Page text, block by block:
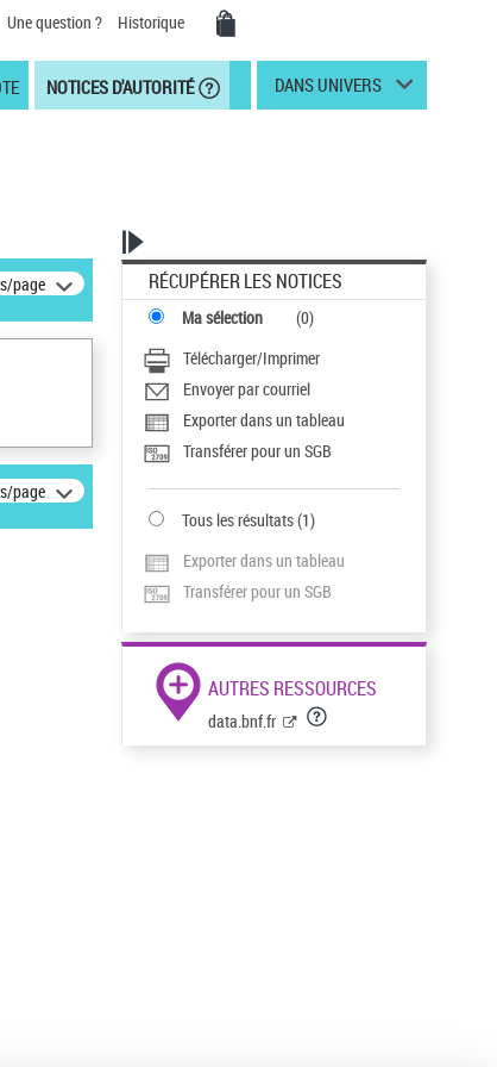
Une question ? Historique
NOTICES D'AUTORITÉ DANS UNIVERS
page
page
RÉCUPÉRER LES NOTICES
Ma sélection (0)
Télécharger/Imprimer
Envoyer par courriel
Exporter dans un tableau
Transférer pour un SGB
Tous les résultats(1)
Exporter dans un tableau
Transférer pour un SGB
AUTRES RESSOURCES
data.bnf.fr